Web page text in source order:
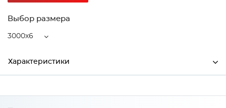
Выбор размера
3000x6
Характеристики